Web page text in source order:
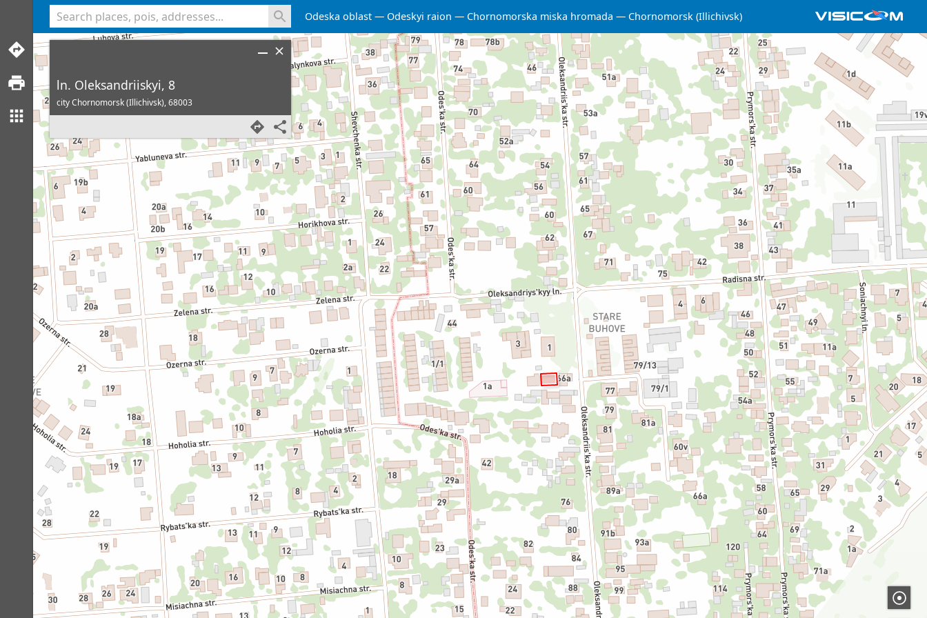
Odeska oblast Odeskyi raion Chornomorska miska hromada Chornomorsk (Illichivsk)
ln. Oleksandriiskyi, 8
city Chornomorsk (Illichivsk),68003
<% console.log(hcard) %>